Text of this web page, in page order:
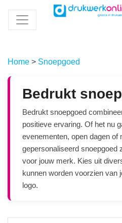
Home > Snoepgoed
Bedrukt
Bedrukt snoepgoed
positieve ervaring. Of het nu
evenementen, open dagen of
gepersonaliseerd snoepgoed
voor jouw merk. Kies uit
kunnen worden voorzien van
logo.